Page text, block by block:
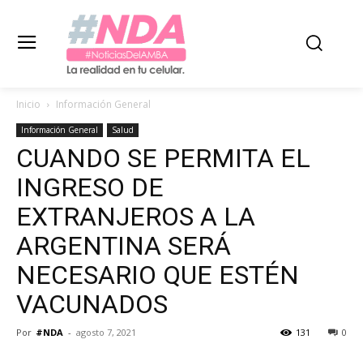
Inicio Información General
Información General Salud
CUANDO SE PERMITA EL
INGRESO DE
EXTRANJEROS A LA
ARGENTINA SERÁ
NECESARIO QUE ESTÉN
VACUNADOS
Por #NDA - agosto 7, 2021 0
131